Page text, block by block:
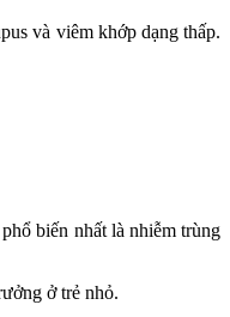
và viêm khớp dạng thấp.
biến nhất là nhiễm trùng
ở trẻ nhỏ.